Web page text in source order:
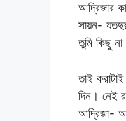
আদ্রিজার
সায়ন-
তুমি কিছু
তাই
দিন। নেই
আদ্রিজা-